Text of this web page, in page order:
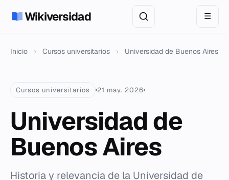
Wikiversidad ☰
Inicio › Cursos universitarios › Universidad de Buenos Aires
Cursos universitarios 21 may. 2026
Universidad de
Buenos Aires
Historia y relevancia de la Universidad de